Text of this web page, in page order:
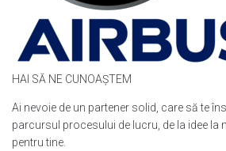
HAI SĂ NE CUNOAȘTEM
Ai nevoie de un partener solid, care să te
parcursul procesului de lucru, de la idee la
pentru tine.